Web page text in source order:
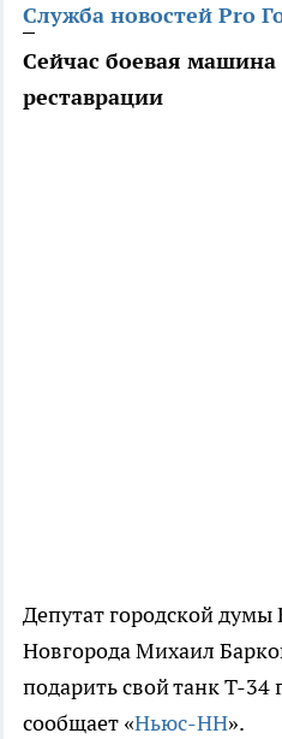
Служба новостей Pro
Сейчас боевая машина
реставрации
Депутат городской
Новгорода Михаил
подарить свой танк Т-34
сообщает «Ньюс-НН».